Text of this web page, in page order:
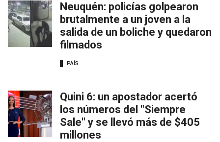
Neuquén: policías golpearon
brutalmente a un joven a la
salida de un boliche y quedaron
filmados
PAÍS
Quini 6: un apostador acertó
los números del "Siempre
Sale" y se llevó más de $405
millones